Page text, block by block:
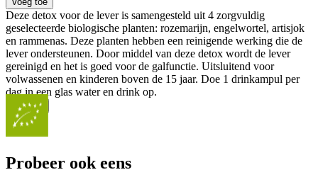
Deze detox voor de lever is samengesteld uit 4 zorgvuldig
geselecteerde biologische planten: rozemarijn, engelwortel, artisjok
en rammenas. Deze planten hebben een reinigende werking die de
lever ondersteunen. Door middel van deze detox wordt de lever
gereinigd en het is goed voor de galfunctie. Uitsluitend voor
volwassenen en kinderen boven de 15 jaar. Doe 1 drinkampul per
dag in een glas water en drink op.
Meer
Probeer ook eens